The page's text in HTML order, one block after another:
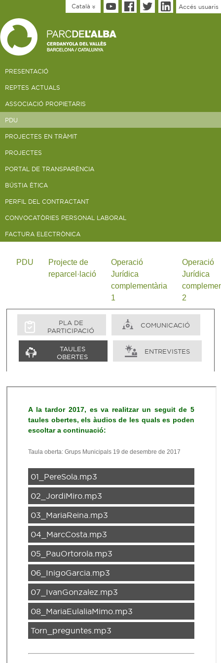
Català Accés usuaris
PRESENTACIÓ
REPTES ACTUALS
ASSOCIACIÓ PROPIETARIS
PDU
PROJECTES EN TRÀMIT
PROJECTES
PORTAL DE TRANSPARÈNCIA
BÚSTIA ÈTICA
PERFIL DEL CONTRACTANT
CONVOCATÒRIES PERSONAL LABORAL
FACTURA ELECTRÒNICA
PDU
Projecte de
reparcel·lació
Operació
Jurídica
complementària
1
Operació
Jurídica
2
PLA DE
PARTICIPACIÓ
COMUNICACIÓ
TAULES
OBERTES
ENTREVISTES